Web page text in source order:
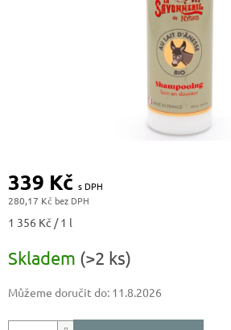
339 Kč
280,17 Kč
Měrná
1 356 Kč / 1 l
Skladem (>2 ks)
Můžeme doručit do: 11.8.2026